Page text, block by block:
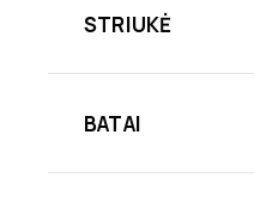
STRIUKĖ
BATAI